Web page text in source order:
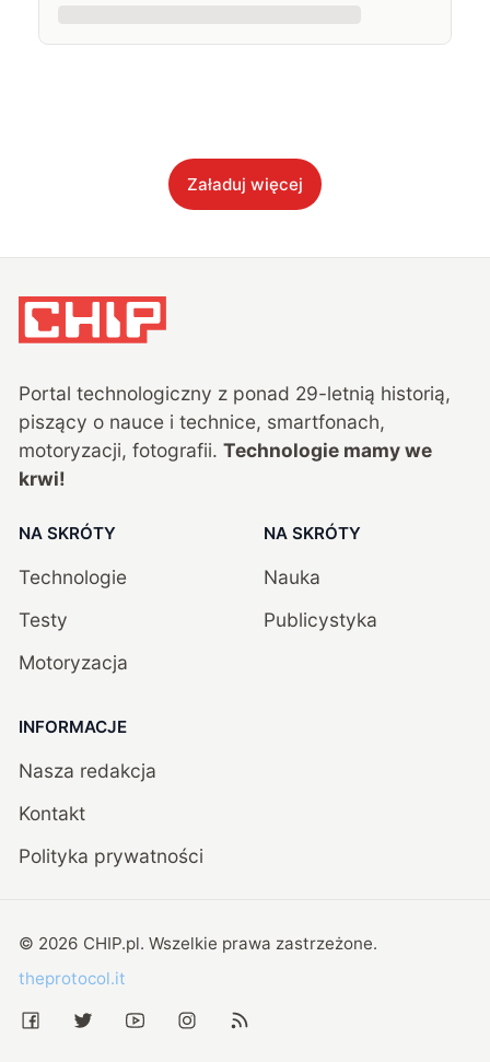
Załaduj więcej
Portal technologiczny z ponad 29-letnią historią,
piszący o nauce i technice, smartfonach,
motoryzacji, fotografii. Technologie mamy we
krwi!
NA SKRÓTY
Technologie
Testy
Motoryzacja
NA SKRÓTY
Nauka
Publicystyka
INFORMACJE
Nasza redakcja
Kontakt
Polityka prywatności
© 2026 CHIP.pl. Wszelkie prawa zastrzeżone.
theprotocol.it